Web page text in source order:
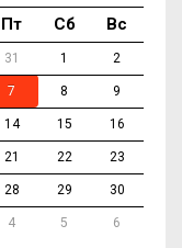
Пт Сб Вс
31 1 2
7 8 9
14 15 16
21 22 23
28 29 30
4 5 6